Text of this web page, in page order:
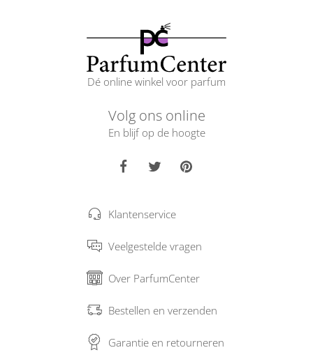
Dé online winkel voor parfum
Volg ons online
En blijf op de hoogte
Klantenservice
Veelgestelde vragen
Over ParfumCenter
Bestellen en verzenden
Garantie en retourneren